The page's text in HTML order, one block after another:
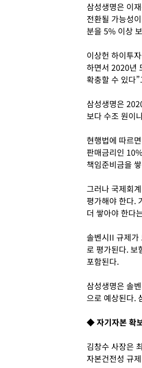
삼성생명은 이
전환될 가능성
분을 5% 이상
이상헌 하이투
하면서 2020년
확충할 수 있다
삼성생명은
보다 수조 원이
현행법에 따르
판매금리인
책임준비금을
그러나 국제회
평가해야 한다.
더 쌓아야 한다
솔벤시II 규제가
로 평가된다. 보
포함된다.
삼성생명은 솔
으로 예상된다.
◆ 자기자본 확
김창수 사장은
자본건전성 규